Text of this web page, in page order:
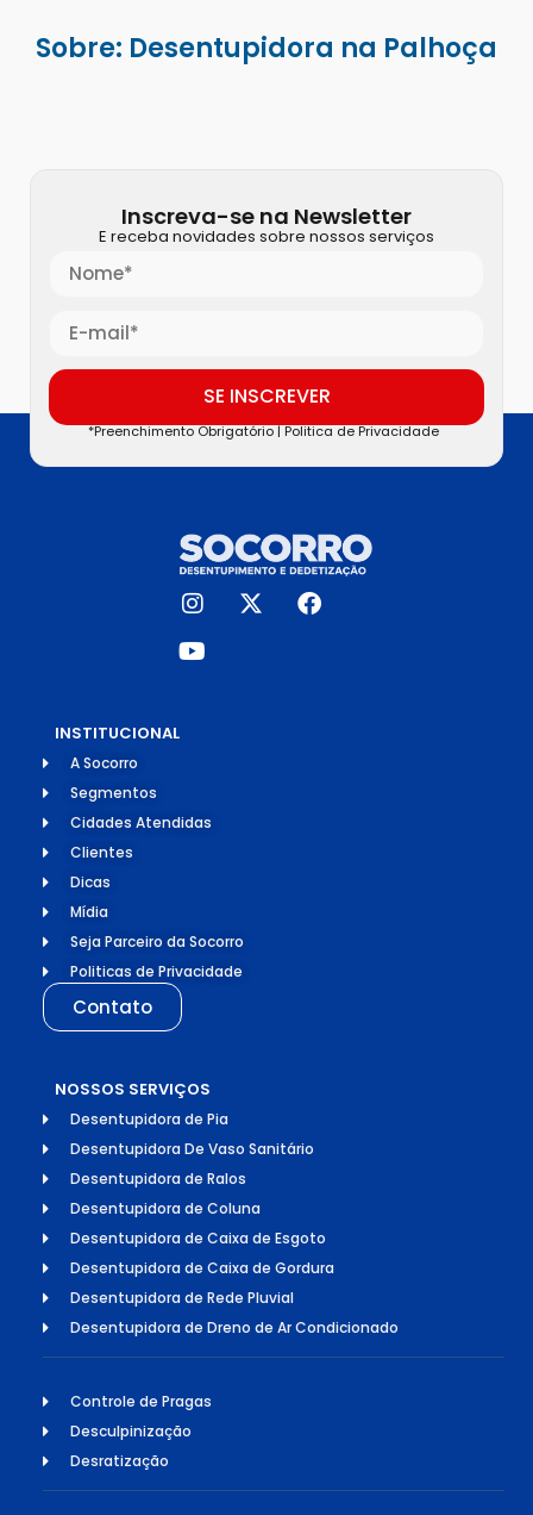
Sobre: Desentupidora na Palhoça
Inscreva-se na Newsletter
E receba novidades sobre nossos serviços
SE INSCREVER
*Preenchimento Obrigatório |Politica de Privacidade
INSTITUCIONAL
A Socorro
Segmentos
Cidades Atendidas
Clientes
Dicas
Mídia
Seja Parceiro da Socorro
Politicas de Privacidade
Contato
NOSSOS SERVIÇOS
Desentupidora de Pia
Desentupidora De Vaso Sanitário
Desentupidora de Ralos
Desentupidora de Coluna
Desentupidora de Caixa de Esgoto
Desentupidora de Caixa de Gordura
Desentupidora de Rede Pluvial
Desentupidora de Dreno de Ar Condicionado
Controle de Pragas
Desculpinização
Desratização